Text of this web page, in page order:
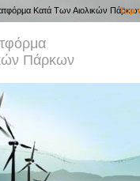
Πάρκων
Κατά Των Αιολικών Top